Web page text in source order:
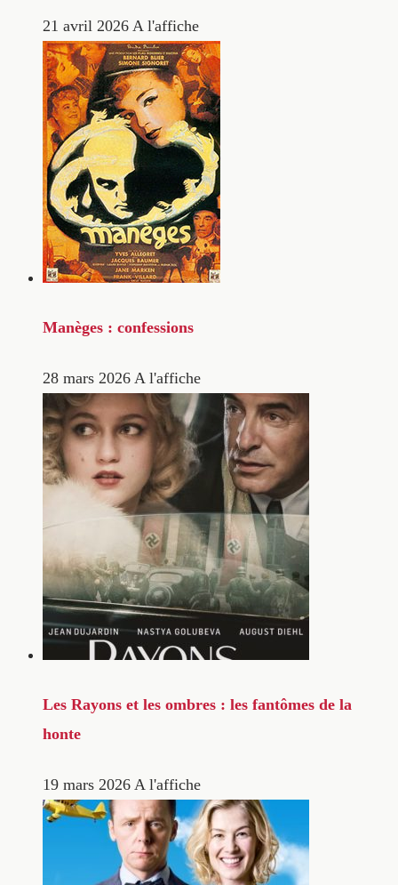
21 avril 2026 A l'affiche
Manèges : confessions
28 mars 2026 A l'affiche
Les Rayons et les ombres : les fantômes de la
honte
19 mars 2026 A l'affiche